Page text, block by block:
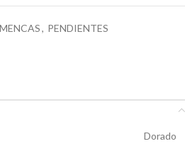
, PENDIENTES
Dorado